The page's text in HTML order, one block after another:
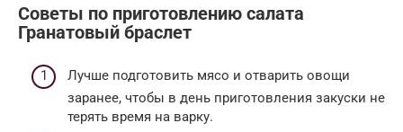
Советы по приготовлению салата
Гранатовый браслет
Лучше подготовить мясо и отварить овощи
заранее, чтобы в день приготовления закуски не
терять время на варку.